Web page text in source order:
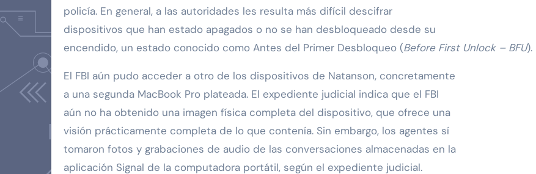
policía. En general, a las autoridades les resulta más difícil descifrar
dispositivos que han estado apagados o no se han desbloqueado desde su
encendido, un estado conocido como Antes del Primer Desbloqueo (Before First Unlock – BFU).
El FBI aún pudo acceder a otro de los dispositivos de Natanson, concretamente
a una segunda MacBook Pro plateada. El expediente judicial indica que el FBI
aún no ha obtenido una imagen física completa del dispositivo, que ofrece una
visión prácticamente completa de lo que contenía. Sin embargo, los agentes sí
tomaron fotos y grabaciones de audio de las conversaciones almacenadas en la
aplicación Signal de la computadora portátil, según el expediente judicial.